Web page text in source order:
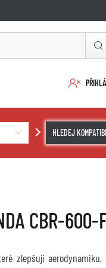
HLEDEJ
CBR-600-
zlepšují